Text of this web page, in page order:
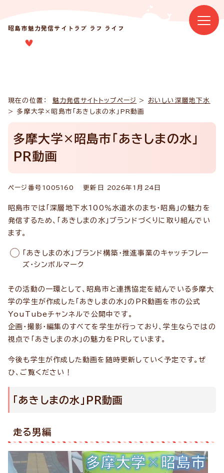
昭島市魅力発信サイト ラブ ラフ ライフ
現在の位置： 魅力発信サイトトップページ > おいしい深層地下水
> 多摩大学×昭島市「あきしまの水」PR動画
多摩大学×昭島市「あきしまの水」
PR動画
ページ番号 1005160 更新日 2026年1月 24 日
昭島市では「深層地下水100％水道水のまち・昭島」の魅力を
発信するため、「あきしまの水」ブランドづくりに取り組んでい
ます。
「あきしまの水」ブランド構築・推進事業のキャッチフレー
ズ・シンボルマーク
その活動の一環として、昭島市と連携協定を結んでいる多摩大
学の学生が作成した「あきしまの水」のPR動画を市の公式
YouTubeチャンネルで公開中です。
企画・撮影・編集のすべてを学生が行っており、学生ならではの
視点で「あきしまの水」の魅力をPRしています。
今後も学生が作成した動画を随時更新していく予定です。ぜ
ひ、ご覧ください！
「あきしまの水」PR動画
走る男編